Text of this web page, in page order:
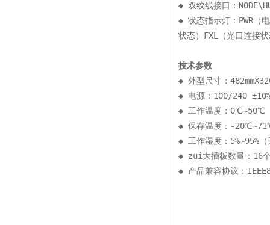
◆ 双绞线接口：
◆ 状态指示灯：PWR（
状态）FXL（光口连接
技术参数
◆ 外型尺寸：
◆ 电源：100/240
◆ 工作温度：0℃~50℃
◆ 保存温度：-
◆ 工作湿度：5%~95%
◆ zui大插板数量：16
◆ 产品兼容协议：